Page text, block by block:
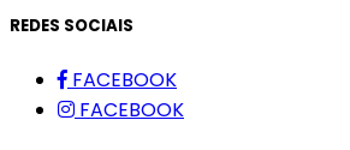
REDES SOCIAIS
FACEBOOK
FACEBOOK